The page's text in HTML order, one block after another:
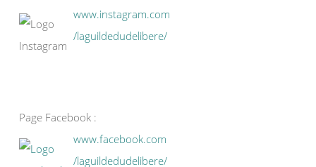
www.instagram.com
/laguildedudelibere/
Page Facebook :
www.facebook.com
/laguildedudelibere/